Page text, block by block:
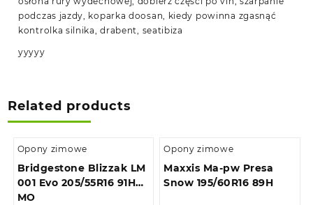
podczas jazdy, koparka doosan, kiedy powinna zgasnąć
kontrolka silnika, drabent, seatibiza
yyyyy
Related products
Opony zimowe
Bridgestone Blizzak LM
001 Evo 205/55R16 91H
MO
Opony zimowe
Maxxis Ma-pw Presa
Snow 195/60R16 89H